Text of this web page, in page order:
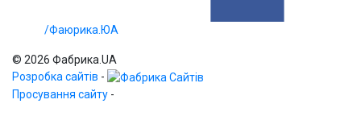
/Фаюрика.ЮА
© 2026 Фабрика.UA
Розробка сайтів -
Просування сайту -